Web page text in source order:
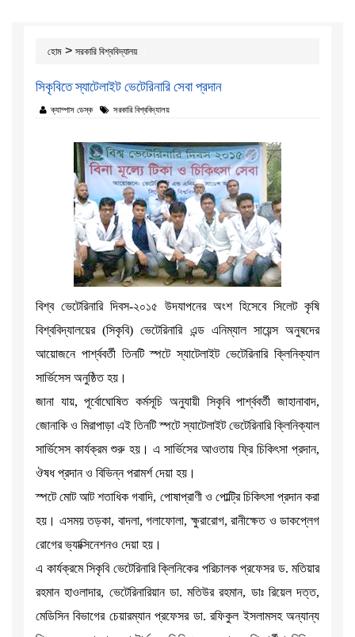
হোম > সরকারি বিশ্ববিদ্যালয়
সিকৃবিতে স্যাটেলাইট ভেটেরিনারি সেবা প্রদান
ক্যাম্পাস ডেস্ক সরকারি বিশ্ববিদ্যালয়
বিশ্ব ভেটেরিনারি দিবস-২০১৫ উদযাপনের অংশ হিসেবে সিলেট কৃষি
বিশ্ববিদ্যালয়ের (সিকৃবি) ভেটেরিনারি এন্ড এনিম্যাল সায়েন্স অনুষদের
আয়োজনে পার্শ্ববর্তী তিনটি স্পটে স্যাটেলাইট ভেটেরিনারি ক্লিনিক্যাল
সার্ভিসেস অনুষ্ঠিত হয়।
জানা যায়, পূর্বোঘোষিত কর্মসূচি অনুযায়ী সিকৃবি পার্শ্ববর্তী জাহানাবাদ,
জোনাকি ও মিরাপাড়া এই তিনটি স্পটে স্যাটেলাইট ভেটেরিনারি ক্লিনিক্যাল
সার্ভিসেস কার্যক্রম শুরু হয়। এ সার্ভিসের আওতায় ফ্রি চিকিৎসা প্রদান,
ঔষধ প্রদান ও বিভিন্ন পরামর্শ দেয়া হয়।
স্পটে মোট আট শতাধিক গবাদি, পোষাপ্রাণী ও পোল্ট্রি চিকিৎসা প্রদান করা
হয়। এসময় তড়কা, বাদলা, গলাফোলা, ক্ষুরারোগ, রানীক্ষেত ও ডাকপ্লেগ
রোগের ভ্যাক্সিনেশনও দেয়া হয়।
এ কার্যক্রমে সিকৃবি ভেটেরিনারি ক্লিনিকের পরিচালক প্রফেসর ড. মতিয়ার
রহমান হাওলাদার, ভেটেরিনারিয়ান ডা. মতিউর রহমান, ডাঃ রিয়েল দত্ত,
মেডিসিন বিভাগের চেয়ারম্যান প্রফেসর ডা. রফিকুল ইসলামসহ অন্যান্য